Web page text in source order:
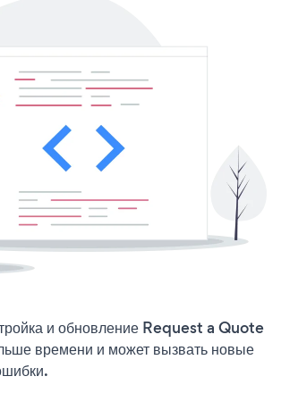
и обновление Request a Quote
времени и может вызвать новые